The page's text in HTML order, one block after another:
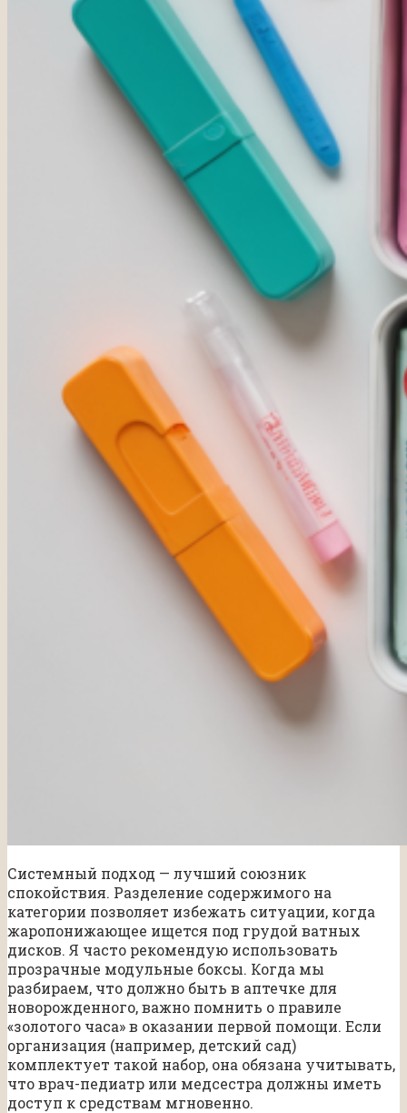
Системный подход — лучший союзник
спокойствия. Разделение содержимого на
категории позволяет избежать ситуации, когда
жаропонижающее ищется под грудой ватных
дисков. Я часто рекомендую использовать
прозрачные модульные боксы. Когда мы
разбираем, что должно быть в аптечке для
новорожденного, важно помнить о правиле
«золотого часа» в оказании первой помощи. Если
организация (например, детский сад)
комплектует такой набор, она обязана учитывать,
что врач-педиатр или медсестра должны иметь
доступ к средствам мгновенно.